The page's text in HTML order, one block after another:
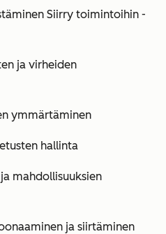
Siirry toimintoihin -
ja virheiden
ymmärtäminen
hallinta
mahdollisuuksien
ja siirtäminen